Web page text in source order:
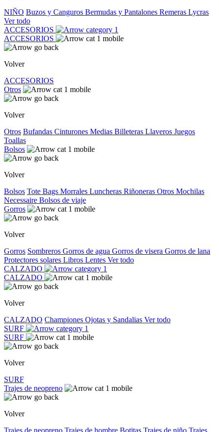
NIÑO Buzos y Canguros Bermudas y Pantalones Remeras Lycras
Ver todo
ACCESORIOS
ACCESORIOS
Volver
ACCESORIOS
Otros
Volver
Otros Bufandas Cinturones Medias Billeteras Llaveros Juegos
Toallas
Bolsos
Volver
Bolsos Tote Bags Morrales Luncheras Riñoneras Otros Mochilas
Necessaire Bolsos de viaje
Gorros
Volver
Gorros Sombreros Gorros de agua Gorros de visera Gorros de lana
Protectores solares Libros Lentes Ver todo
CALZADO
CALZADO
Volver
CALZADO Championes Ojotas y Sandalias Ver todo
SURF
SURF
Volver
SURF
Trajes de neopreno
Volver
Trajes de neopreno Trajes de hombre Botitas Trajes de niño Trajes